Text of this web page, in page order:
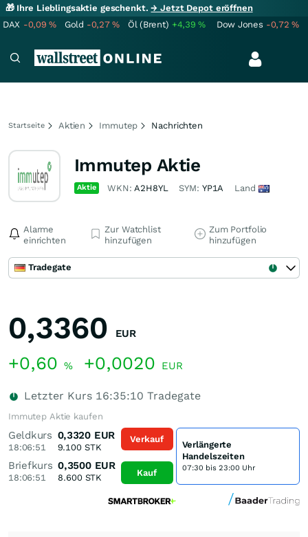
🎁 Ihre Lieblingsaktie geschenkt.→ Jetzt Depot eröffnen
DAX -0,09% Gold -0,27% Öl (Brent) +4,39% Dow Jones -0,72%
Startseite Aktien Immutep Nachrichten
Immutep Aktie
Aktie WKN:A2H8YL SYM: YP1A Land
Alarme
einrichten
Zur Watchlist
hinzufügen
Zum Portfolio
hinzufügen
Tradegate
0,3360 EUR
+0,60 % +0,0020 EUR
Letzter Kurs 16:35:10 Tradegate
Immutep Aktie kaufen
Geldkurs
18:06:51
0,3320 EUR
9.100STK
Briefkurs
18:06:51
0,3500 EUR
8.600STK
Verkauf
Kauf
Verlängerte
Handelszeiten
07:30 bis 23:00 Uhr